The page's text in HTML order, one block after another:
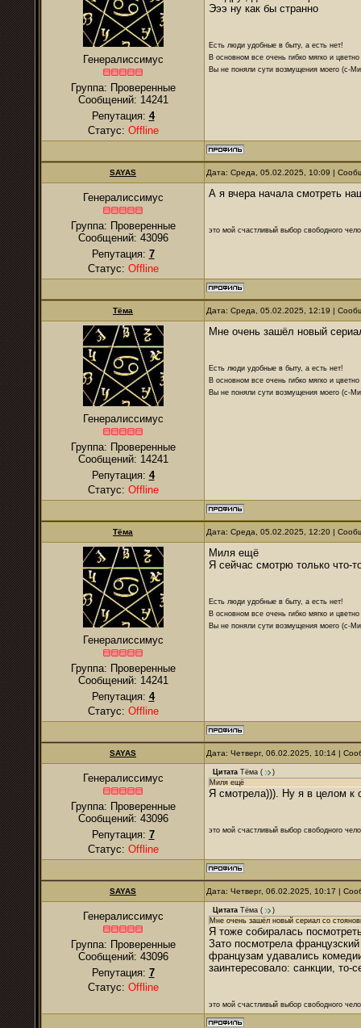
Генералиссимус
Группа: Проверенные
Сообщений: 14241
Репутация: 4
Статус: Offline
Эээ ну как бы странно
Есть люди удобные в быту, а есть нет!
В основном все очень гибко мягко и цветно
Вы не поняли сути возмущения моего (с-
SAYAS Дата: Среда, 05.02.2025, 10:09 |
Генералиссимус
Группа: Проверенные
Сообщений: 43096
Репутация: 7
Статус: Offline
А я вчера начала смотреть
это мой счастливый выбор свободного
Тёма Дата: Среда, 05.02.2025, 12:19 |
Генералиссимус
Группа: Проверенные
Сообщений: 14241
Репутация: 4
Статус: Offline
Мне очень зашёл новый
Есть люди удобные в быту, а есть нет!
В основном все очень гибко мягко и цветно
Вы не поняли сути возмущения моего (с-
Тёма Дата: Среда, 05.02.2025, 12:20 |
Генералиссимус
Группа: Проверенные
Сообщений: 14241
Репутация: 4
Статус: Offline
Миля ещё
Я сейчас смотрю только что-
Есть люди удобные в быту, а есть нет!
В основном все очень гибко мягко и цветно
Вы не поняли сути возмущения моего (с-
SAYAS Дата: Четверг, 06.02.2025, 10:14 |
Генералиссимус
Группа: Проверенные
Сообщений: 43096
Репутация: 7
Статус: Offline
Цитата Тёма (
)
Миля ещё
Я смотрела))). Ну я в целом к
это мой счастливый выбор свободного
SAYAS Дата: Четверг, 06.02.2025, 10:17 |
Генералиссимус
Группа: Проверенные
Сообщений: 43096
Репутация: 7
Статус: Offline
Цитата Тёма (
)
Мне очень зашёл новый сериал со
Я тоже собиралась
Зато посмотрела
французам удавались
заинтересовало: санкции,
это мой счастливый выбор свободного